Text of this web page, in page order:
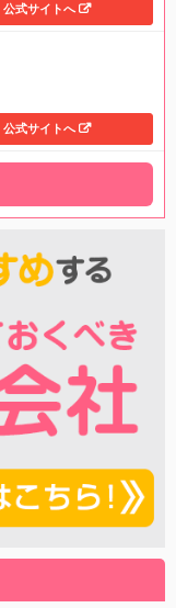
公式サイトへ
公式サイトへ